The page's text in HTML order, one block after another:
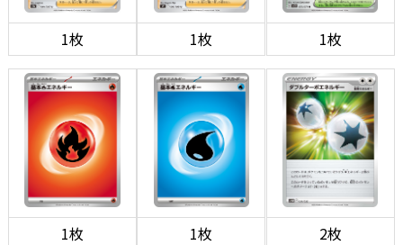
1枚 1枚 1枚
1枚 1枚 2枚